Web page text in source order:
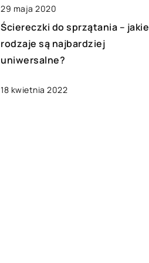
29 maja 2020
Ściereczki do sprzątania – jakie
rodzaje są najbardziej
uniwersalne?
18 kwietnia 2022